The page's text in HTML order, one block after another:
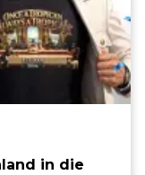
in die